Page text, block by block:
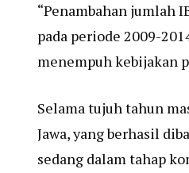
“Penambahan jumlah
pada periode 2009-
menempuh kebijakan
Selama tujuh tahun
Jawa, yang berhasil
sedang dalam tahap